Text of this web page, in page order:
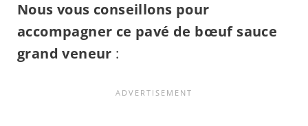
Nous vous conseillons pour
accompagner ce pavé de bœuf sauce
grand veneur :